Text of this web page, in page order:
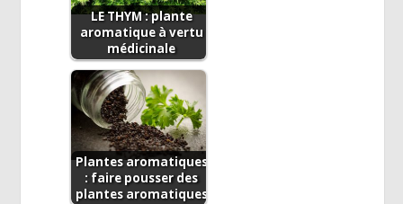
LE THYM : plante
aromatique à vertu
médicinale
Plantes aromatiques
: faire pousser des
plantes aromatiques